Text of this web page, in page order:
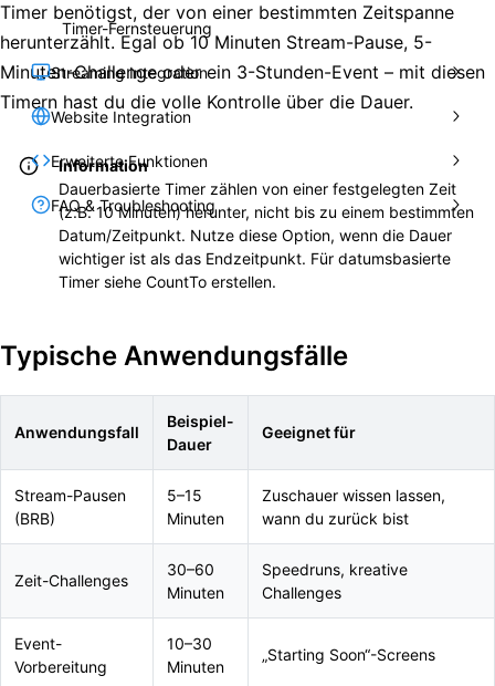
Timer-Fernsteuerung
Streaming Integration
Website Integration
Erweiterte Funktionen
FAQ & Troubleshooting
Timer benötigst, der von einer bestimmten Zeitspanne
herunterzählt. Egal ob 10 Minuten Stream-Pause, 5-
Minuten-Challenge oder ein 3-Stunden-Event – mit diesen
Timern hast du die volle Kontrolle über die Dauer.
Information
Dauerbasierte Timer zählen von einer festgelegten Zeit
(z.B. 10 Minuten) herunter, nicht bis zu einem bestimmten
Datum/Zeitpunkt. Nutze diese Option, wenn die Dauer
wichtiger ist als das Endzeitpunkt. Für datumsbasierte
Timer siehe CountTo erstellen.
Typische Anwendungsfälle
Anwendungsfall
Beispiel-
Dauer
Geeignet für
Stream-Pausen
(BRB)
5–15
Minuten
Zuschauer wissen lassen,
wann du zurück bist
Zeit-Challenges
30–60
Minuten
Speedruns, kreative
Challenges
Event-
Vorbereitung
10–30
Minuten
„Starting Soon“-Screens